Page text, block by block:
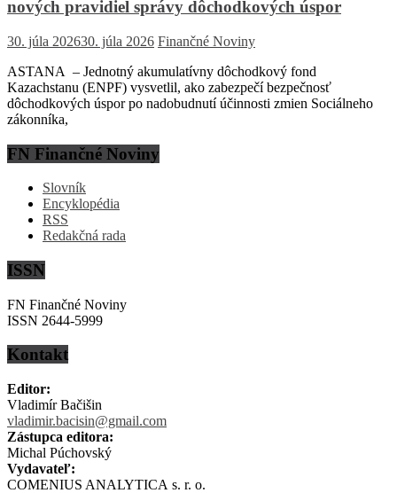
nových pravidiel správy dôchodkových úspor
30. júla 202630. júla 2026 Finančné Noviny
ASTANA – Jednotný akumulatívny dôchodkový fond
Kazachstanu (ENPF) vysvetlil, ako zabezpečí bezpečnosť
dôchodkových úspor po nadobudnutí účinnosti zmien Sociálneho
zákonníka,
FN Finančné Noviny
Slovník
Encyklopédia
RSS
Redakčná rada
ISSN
FN Finančné Noviny
ISSN 2644-5999
Kontakt
Editor:
Vladimír Bačišin
vladimir.bacisin@gmail.com
Zástupca editora:
Michal Púchovský
Vydavateľ:
COMENIUS ANALYTICA s. r. o.